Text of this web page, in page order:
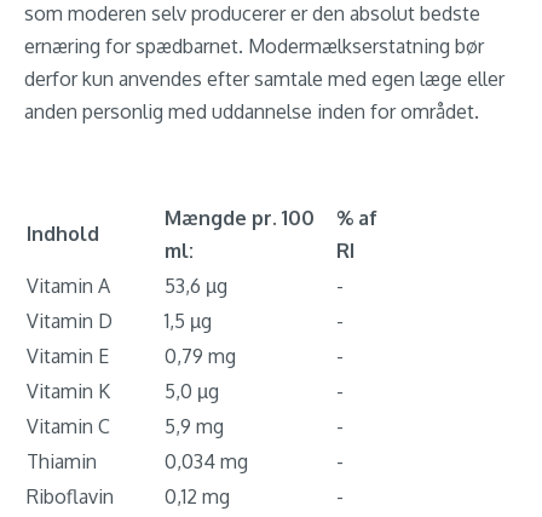
som moderen selv producerer er den absolut bedste
ernæring for spædbarnet. Modermælkserstatning bør
derfor kun anvendes efter samtale med egen læge eller
anden personlig med uddannelse inden for området.
Indhold
Mængde pr. 100
ml:
% af
RI
Vitamin A
53,6 µg
-
Vitamin D
1,5 µg
-
Vitamin E
0,79 mg
-
Vitamin K
5,0 µg
-
Vitamin C
5,9 mg
-
Thiamin
0,034 mg
-
Riboflavin
0,12 mg
-